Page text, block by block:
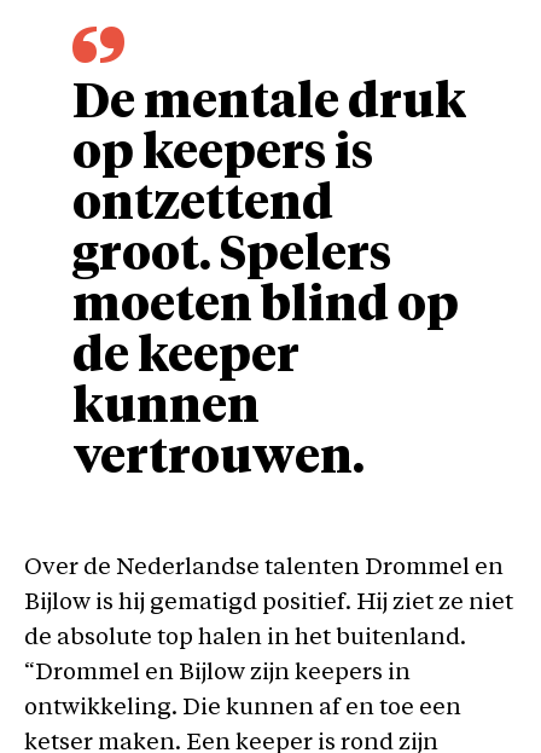
De mentale druk
op keepers is
ontzettend
groot. Spelers
moeten blind op
de keeper
kunnen
vertrouwen.
Over de Nederlandse talenten Drommel en
Bijlow is hij gematigd positief. Hij ziet ze niet
de absolute top halen in het buitenland.
“Drommel en Bijlow zijn keepers in
ontwikkeling. Die kunnen af en toe een
ketser maken. Een keeper is rond zijn